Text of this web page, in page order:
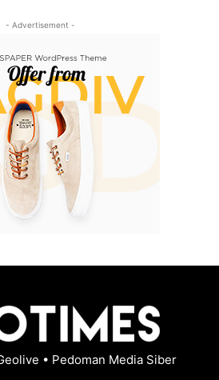
- Advertisement -
• Pedoman Media Siber